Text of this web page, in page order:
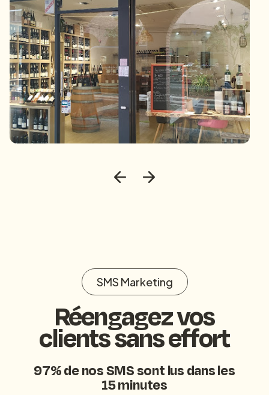
SMS Marketing
Réengagez vos
clients sans effort
97% de nos SMS sont lus dans les
15 minutes